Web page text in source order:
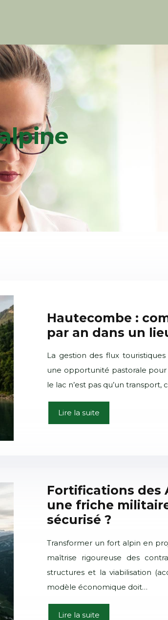
Hautecombe :
par an dans un
La gestion des flux
une opportunité pastorale pour
le lac n’est pas qu’un transport,
Lire la suite
Fortifications des
une friche
sécurisé ?
Transformer un fort alpin en
maîtrise rigoureuse des
structures et la viabilisation
modèle économique doit…
Lire la suite